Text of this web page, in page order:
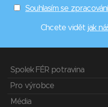
Souhlasím se
Chcete vidět jak
Spolek FÉR potravina
Pro výrobce
Média